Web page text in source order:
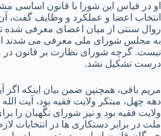
او در قیاس این شورا با قانون اساسی
انتخاب اعضا و عملکرد و وظایف گفت،
روال سنتی از میان اعضای معرفی شده
به مجلس شورای ملی معرفی می شدند
نیست. گرچه شورای نظارت بر قانون
درست تشکیل نشد.
مریم باقی، همچنین ضمن بیان اینکه اگر
دهه چهل، مبتکر ولایت فقیه بود، آیت
ولایت فقیه بود و نیز شورای نگهبان را
ملت در برابر دستکاری ها در انتخابات